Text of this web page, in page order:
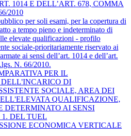
1014 E DELL’ART. 678, COMMA
2010
per soli esami, per la copertura di
a tempo pieno e indeterminato di
elevate qualificazioni - profilo
sociale-prioritariamente riservato ai
ai sensi dell’art. 1014 e dell’art.
N. 66/2010.
PER IL
DI
SOCIALE, AREA DEI
QUALIFICAZIONE,
DETERMINATO AI SENSI
1. DEL TUEL
ECONOMICA VERTICALE